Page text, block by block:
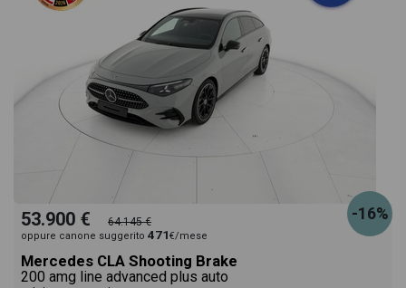
-16%
53.900 € 64.145 €
oppure canone suggerito 471€/mese
Mercedes CLA Shooting Brake
200 amg line advanced plus auto